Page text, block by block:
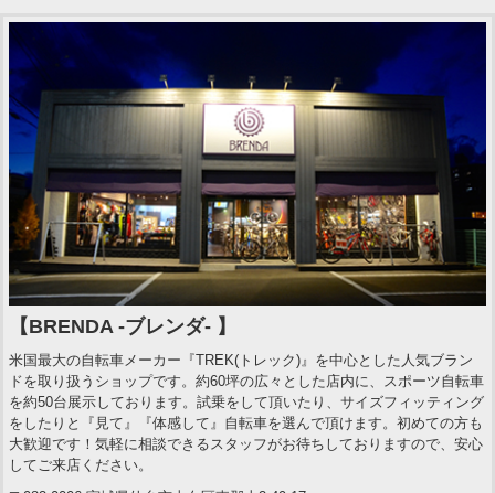
【BRENDA -ブレンダ- 】
米国最大の自転車メーカー『TREK(トレック)』を中心とした人気ブラン
ドを取り扱うショップです。約60坪の広々とした店内に、スポーツ自転車
を約50台展示しております。試乗をして頂いたり、サイズフィッティング
をしたりと『見て』『体感して』自転車を選んで頂けます。初めての方も
大歓迎です！気軽に相談できるスタッフがお待ちしておりますので、安心
してご来店ください。